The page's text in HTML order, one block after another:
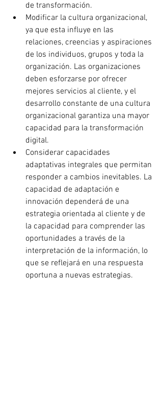
de transformación.
Modificar la cultura organizacional,
ya que esta influye en las
relaciones, creencias y aspiraciones
de los individuos, grupos y toda la
organización. Las organizaciones
deben esforzarse por ofrecer
mejores servicios al cliente, y el
desarrollo constante de una cultura
organizacional garantiza una mayor
capacidad para la transformación
digital.
Considerar capacidades
adaptativas integrales que permitan
responder a cambios inevitables. La
capacidad de adaptación e
innovación dependerá de una
estrategia orientada al cliente y de
la capacidad para comprender las
oportunidades a través de la
interpretación de la información, lo
que se reflejará en una respuesta
oportuna a nuevas estrategias.